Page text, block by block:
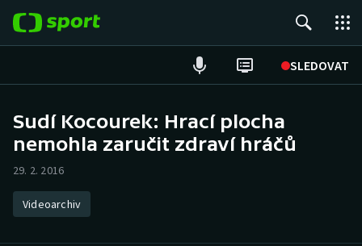
SLEDOVAT
Hokej
Atletika
Sudí Kocourek: Hrací plocha
nemohla zaručit zdraví hráčů
29. 2. 2016
Videoarchiv